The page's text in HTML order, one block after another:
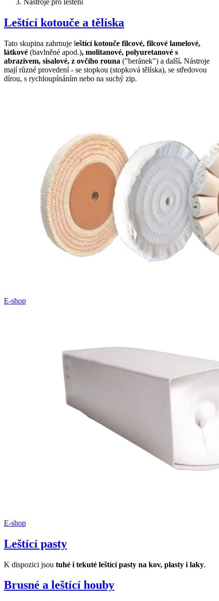
Leštící kotouče a tělíska
Tato skupina zahrnuje leštící kotouče filcové, filcové lamelové,
látkové (bavlněné apod.), molitanové, polyuretanové s
abrazivem, sisalové, z ovčího rouna ("beránek") a další. Nástroje
mají různé provedení - se stopkou (stopková tělíska), se středovou
dírou, s rychloupínáním nebo na suchý zip.
E-shop
E-shop
Leštící pasty
K dispozici jsou tuhé i tekuté leštící pasty na kov, plasty i laky.
Brusné a leštící houby